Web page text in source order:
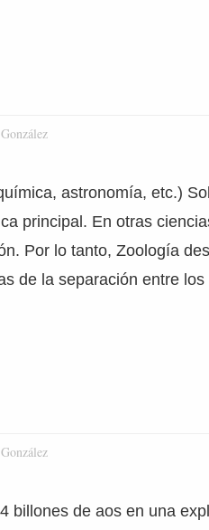
astronomía, etc.)
principal. En otras
Por lo tanto, Zoología
de la separación entre
billones de aos en una